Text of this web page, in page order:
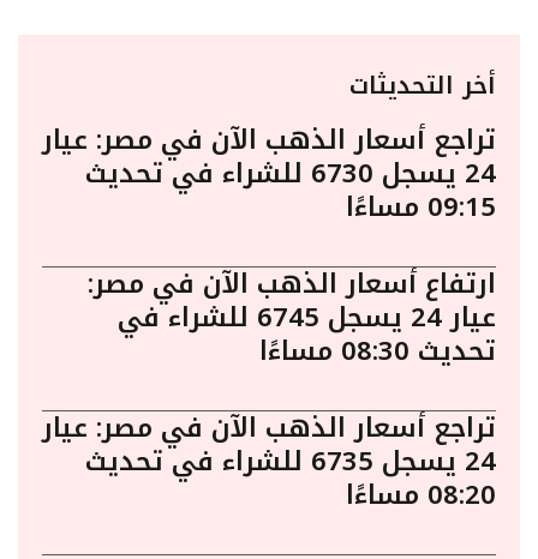
أخر التحديثات
تراجع أسعار الذهب الآن في مصر: عيار
24 يسجل 6730 للشراء في تحديث
09:15 مساءًا
ارتفاع أسعار الذهب الآن في مصر:
عيار 24 يسجل 6745 للشراء في
تحديث 08:30 مساءًا
تراجع أسعار الذهب الآن في مصر: عيار
24 يسجل 6735 للشراء في تحديث
08:20 مساءًا